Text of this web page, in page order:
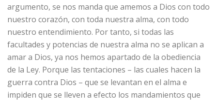
argumento, se nos manda que amemos a Dios con todo
nuestro corazón, con toda nuestra alma, con todo
nuestro entendimiento. Por tanto, si todas las
facultades y potencias de nuestra alma no se aplican a
amar a Dios, ya nos hemos apartado de la obediencia
de la Ley. Porque las tentaciones – las cuales hacen la
guerra contra Dios – que se levantan en el alma e
impiden que se lleven a efecto los mandamientos que